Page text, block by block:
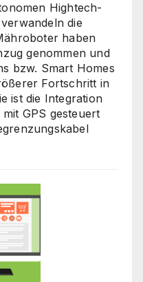
Hightech-
die
haben
genommen und
bzw. Smart Homes
Fortschritt in
ist die Integration
GPS gesteuert